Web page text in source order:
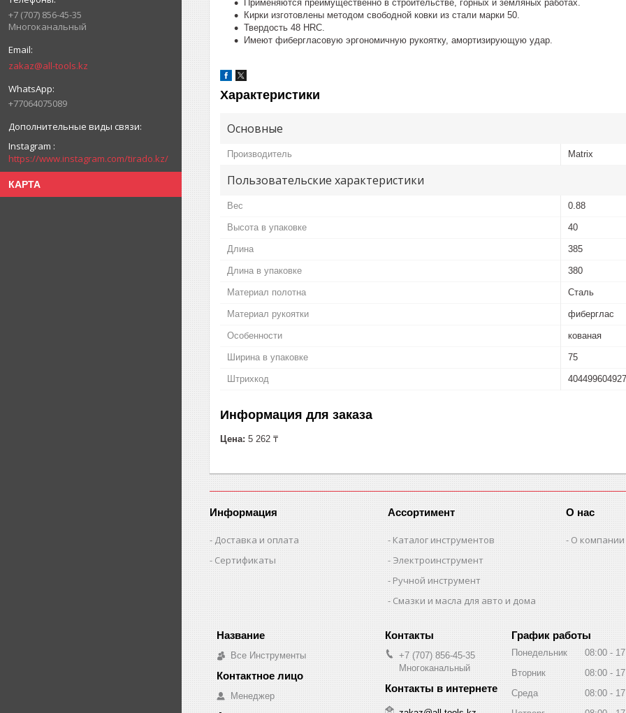
+7 (707) 856-45-35
Многоканальный
zakaz@all-tools.kz
+77064075089
Instagram
https://www.instagram.com/tirado.kz/
КАРТА
Применяются преимущественно в строительстве, горных и земляных работах.
Кирки изготовлены методом свободной ковки из стали марки 50.
Твердость 48 HRC.
Имеют фибергласовую эргономичную рукоятку, амортизирующую удар.
Характеристики
Основные
Производитель Matrix
Пользовательские характеристики
Вес 0.88
Высота в упаковке 40
Длина 385
Длина в упаковке 380
Материал полотна Сталь
Материал рукоятки фиберглас
Особенности кованая
Ширина в упаковке 75
Штрихкод
Информация для заказа
Цена: 5 262 ₸
Информация
Доставка и оплата
Сертификаты
Ассортимент
Каталог инструментов
Электроинструмент
Ручной инструмент
Смазки и масла для авто и дома
О нас
О компании
Все Инструменты
Менеджер
+7 (707) 856-45-35
Многоканальный
График работы
Понедельник 08:00
Вторник
08:00
Среда
08:00